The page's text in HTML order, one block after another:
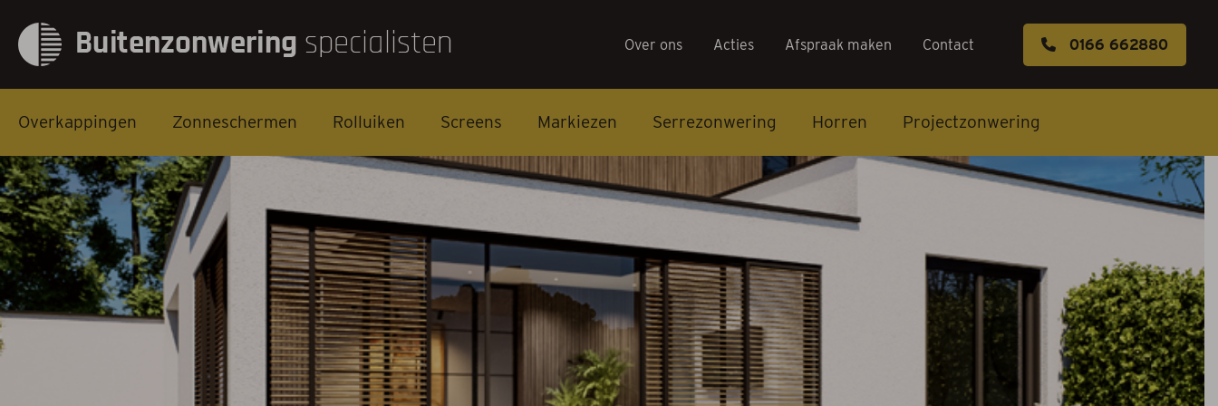
Overkappingen
Zonneschermen
Rolluiken
Screens
Markiezen
Over ons
Acties
Afspraak maken
Contact
Over ons Acties Afspraak maken Contact 0166 662880
Overkappingen Zonneschermen Rolluiken Screens Markiezen Serrezonwering Horren Projectzonwering